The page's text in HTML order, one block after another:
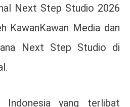
Next Step Studio 2026
KawanKawan Media dan
Next Step Studio di
Indonesia yang terlibat